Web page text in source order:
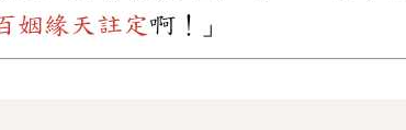
姻緣天註定啊！」